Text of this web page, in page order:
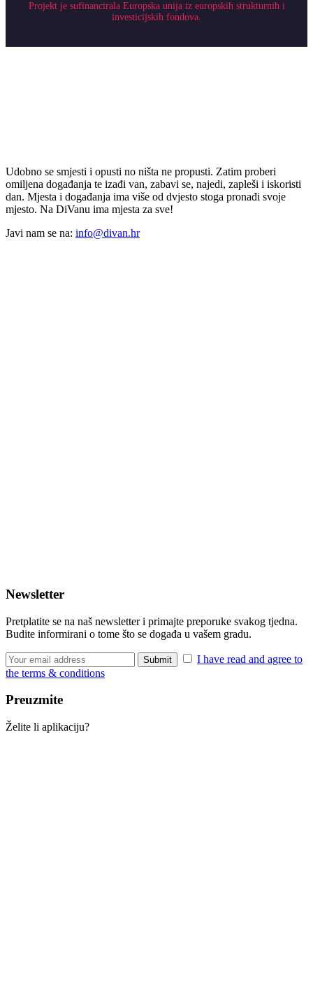
Projekt je sufinancirala Europska unija iz europskih strukturnih i
investicijskih fondova.
Udobno se smjesti i opusti no ništa ne propusti. Zatim proberi
omiljena događanja te izađi van, zabavi se, najedi, zapleši i iskoristi
dan. Mjesta i događanja ima više od dvjesto stoga pronađi svoje
mjesto. Na DiVanu ima mjesta za sve!
Javi nam se na: info@divan.hr
Newsletter
Pretplatite se na naš newsletter i primajte preporuke svakog tjedna.
Budite informirani o tome što se događa u vašem gradu.
I have read and agree to
the terms & conditions
Preuzmite
Želite li aplikaciju?